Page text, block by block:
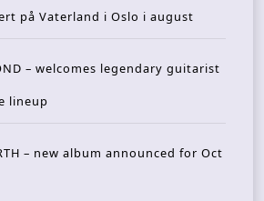
på Vaterland i Oslo i august
– welcomes legendary guitarist
lineup
– new album announced for Oct